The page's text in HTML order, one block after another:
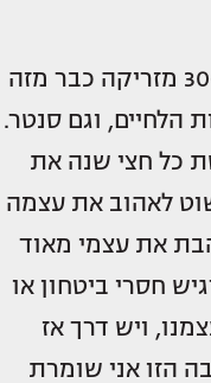
אז אם תהיתם, גולדשטיין בת ה-30 מזריקה כבר מזה
הלחיים, וגם סנטר.
כל חצי שנה את
לאהוב את עצמה
את עצמי מאוד
חסרי ביטחון או
ויש דרך אז
הזו אני שומרת